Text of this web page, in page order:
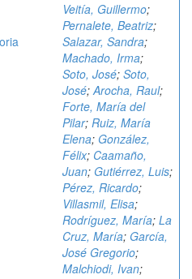
Veitía, Guillermo;
Pernalete, Beatriz;
Salazar, Sandra;
Machado, Irma;
Soto, José; Soto,
José;Arocha, Raul;
Forte, María del
Pilar; Ruiz, María
Elena; González,
Félix; Caamaño,
Juan; Gutiérrez, Luis;
Pérez, Ricardo;
Villasmil, Elisa;
Rodríguez, María; La
Cruz, María; García,
José Gregorio;
Malchiodi, Ivan;